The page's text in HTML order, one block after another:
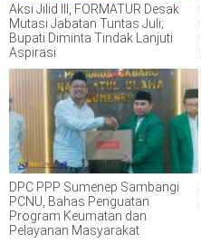
Aksi Jilid III, FORMATUR Desak
Mutasi Jabatan Tuntas Juli;
Bupati Diminta Tindak Lanjuti
Aspirasi
DPC PPP Sumenep Sambangi
PCNU, Bahas Penguatan
Program Keumatan dan
Pelayanan Masyarakat